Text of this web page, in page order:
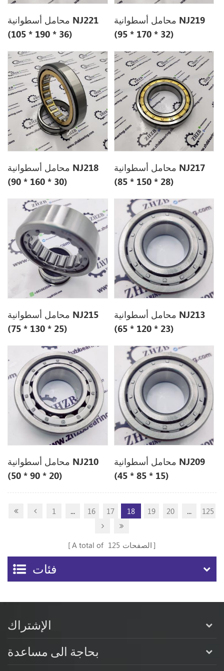
محامل أسطوانية NJ221
(105 * 190 * 36)
محامل أسطوانية NJ219
(95 * 170 * 32)
محامل أسطوانية NJ218
(90 * 160 * 30)
محامل أسطوانية NJ217
(85 * 150 * 28)
محامل أسطوانية NJ215
(75 * 130 * 25)
محامل أسطوانية NJ213
(65 * 120 * 23)
محامل أسطوانية NJ210
(50 * 90 * 20)
محامل أسطوانية NJ209
(45 * 85 * 15)
1 ... 16 17 18 19 20 ... 125
A total of 125 الصفحات
فئات
الإشتراك
بحاجة الى مساعدة